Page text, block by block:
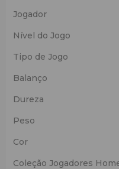
Jogador
Nível do Jogo
Tipo de Jogo
Balanço
Dureza
Peso
Cor
Coleção Jogadores